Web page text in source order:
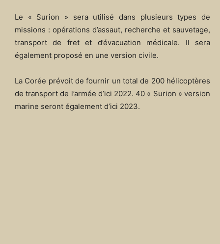
Le « Surion » sera utilisé dans plusieurs types de
missions : opérations d’assaut, recherche et sauvetage,
transport de fret et d’évacuation médicale. Il sera
également proposé en une version civile.
La Corée prévoit de fournir un total de 200 hélicoptères
de transport de l’armée d’ici 2022. 40 « Surion » version
marine seront également d’ici 2023.